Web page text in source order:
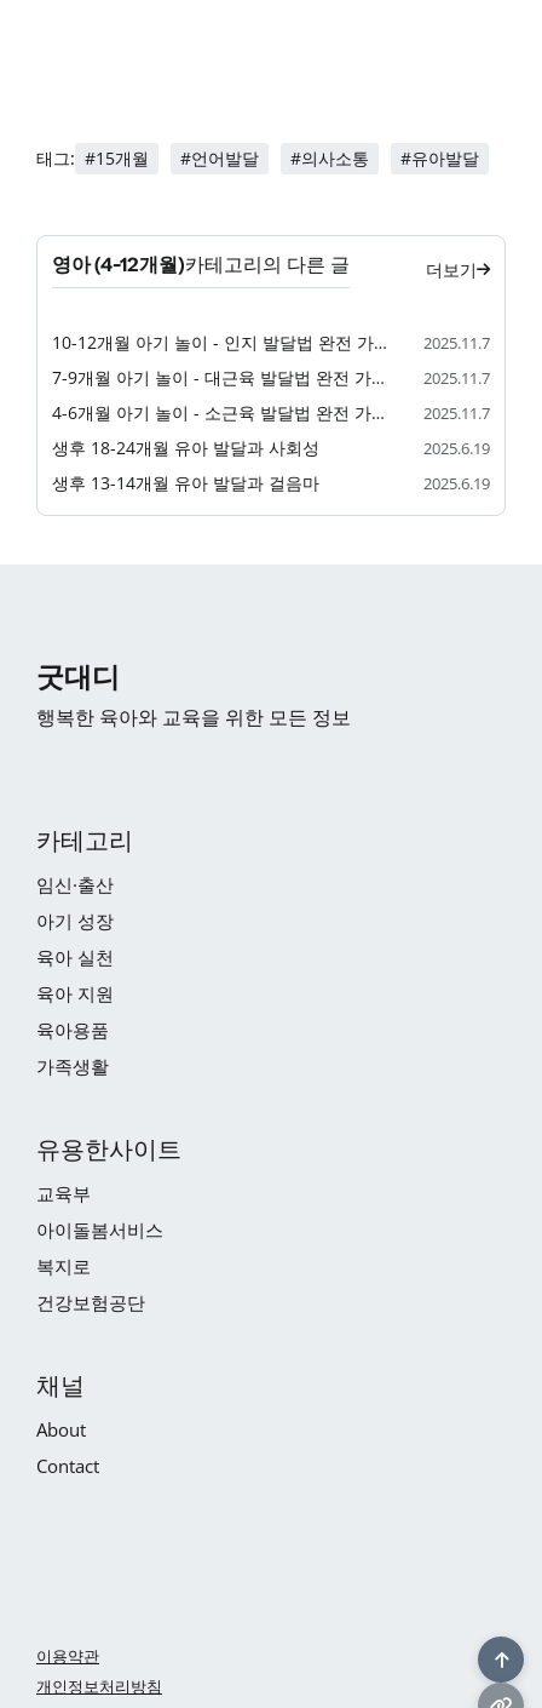
태그: #15개월 #언어발달 #의사소통 #유아발달
영아 (4-12개월)카테고리의 다른 글 더보기
10-12개월 아기 놀이 - 인지 발달법 완전 가이드 2025.11.7
7-9개월 아기 놀이 - 대근육 발달법 완전 가이드 2025.11.7
4-6개월 아기 놀이 - 소근육 발달법 완전 가이드 2025.11.7
생후 18-24개월 유아 발달과 사회성 2025.6.19
생후 13-14개월 유아 발달과 걸음마 2025.6.19
굿대디
행복한 육아와 교육을 위한 모든 정보
카테고리
임신·출산
아기 성장
육아 실천
육아 지원
육아용품
가족생활
유용한사이트
교육부
아이돌봄서비스
복지로
건강보험공단
채널
About
Contact
이용약관
개인정보처리방침